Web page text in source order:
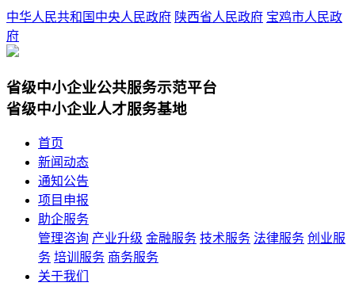
中华人民共和国中央人民政府 陕西省人民政府 宝鸡市人民政
府
省级中小企业公共服务示范平台
省级中小企业人才服务基地
首页
新闻动态
通知公告
项目申报
助企服务
管理咨询 产业升级 金融服务 技术服务 法律服务 创业服
务 培训服务 商务服务
关于我们